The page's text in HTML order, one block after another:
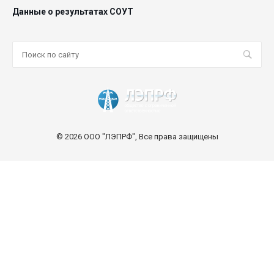
Данные о результатах СОУТ
© 2026 ООО "ЛЭПРФ", Все права защищены